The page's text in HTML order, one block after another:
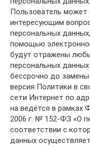
Пользователь может
интересующим
персональных
помощью
будут отражены
персональных
бессрочно до замены
версия Политики в
сети Интернет по
на ведётся в рамках
2006 г. № 152-ФЗ «О
соответствии с
данных